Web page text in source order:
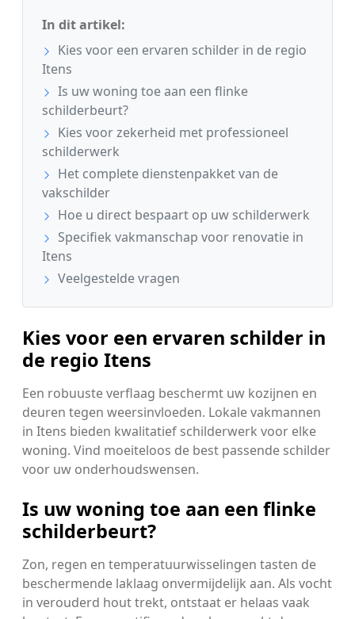
In dit artikel:
Kies voor een ervaren schilder in de regio
Itens
Is uw woning toe aan een flinke
schilderbeurt?
Kies voor zekerheid met professioneel
schilderwerk
Het complete dienstenpakket van de
vakschilder
Hoe u direct bespaart op uw schilderwerk
Specifiek vakmanschap voor renovatie in
Itens
Veelgestelde vragen
Kies voor een ervaren schilder in
de regio Itens
Een robuuste verflaag beschermt uw kozijnen en
deuren tegen weersinvloeden. Lokale vakmannen
in Itens bieden kwalitatief schilderwerk voor elke
woning. Vind moeiteloos de best passende schilder
voor uw onderhoudswensen.
Is uw woning toe aan een flinke
schilderbeurt?
Zon, regen en temperatuurwisselingen tasten de
beschermende laklaag onvermijdelijk aan. Als vocht
in verouderd hout trekt, ontstaat er helaas vaak